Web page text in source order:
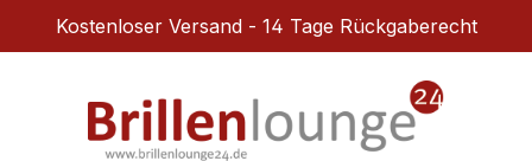
Zum Hauptinhalt springen
Kostenloser Versand - 14 Tage Rückgaberecht